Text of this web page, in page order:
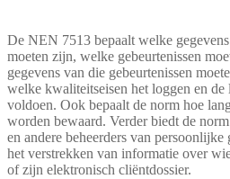
De NEN 7513 bepaalt welke
moeten zijn, welke gebeurtenissen
gegevens van die gebeurtenissen
welke kwaliteitseisen het loggen en de
voldoen. Ook bepaalt de norm hoe
worden bewaard. Verder biedt de
en andere beheerders van
het verstrekken van informatie over
of zijn elektronisch cliëntdossier.